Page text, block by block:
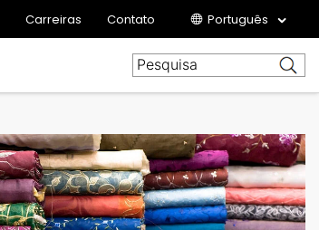
Carreiras Contato Português